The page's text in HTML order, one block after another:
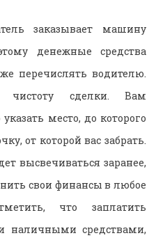
заказывает машину
денежные средства
перечислять водителю.
чистоту сделки. Вам
указать место, до которого
от которой вас забрать.
высвечиваться заранее,
свои финансы в любое
что заплатить
наличными средствами,